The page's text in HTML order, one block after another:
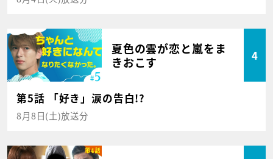
夏色の雲が恋と嵐をま
きおこす
4
第5話 「好き」涙の告白!?
8月8日(土)放送分